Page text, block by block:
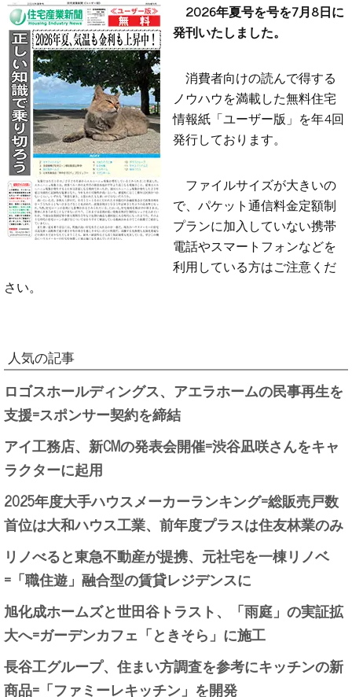
2026年夏号を号を7月8日に
発刊いたしました。
消費者向けの読んで得する
ノウハウを満載した無料住宅
情報紙「ユーザー版」を年4回
発行しております。
ファイルサイズが大きいの
で、パケット通信料金定額制
プランに加入していない携帯
電話やスマートフォンなどを
利用している方はご注意くだ
さい。
人気の記事
ロゴスホールディングス、アエラホームの民事再生を
支援=スポンサー契約を締結
アイ工務店、新CMの発表会開催=渋谷凪咲さんをキャ
ラクターに起用
2025年度大手ハウスメーカーランキング=総販売戸数
首位は大和ハウス工業、前年度プラスは住友林業のみ
リノべると東急不動産が提携、元社宅を一棟リノベ
=「職住遊」融合型の賃貸レジデンスに
旭化成ホームズと世田谷トラスト、「雨庭」の実証拡
大へ=ガーデンカフェ「ときそら」に施工
長谷工グループ、住まい方調査を参考にキッチンの新
商品=「ファミーレキッチン」を開発